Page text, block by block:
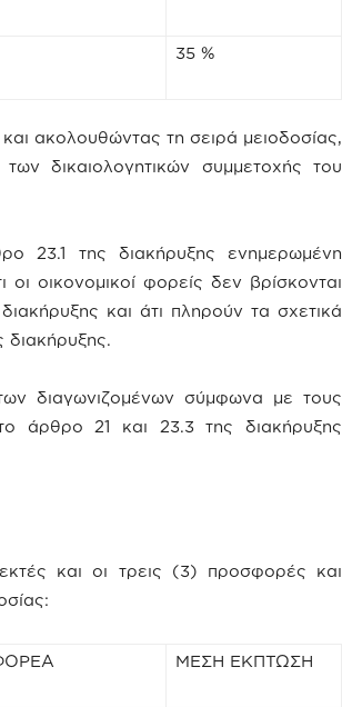
35 %
ακολουθώντας τη σειρά μειοδοσίας,
δικαιολογητικών συμμετοχής του
23.1 της διακήρυξης ενημερωμένη
οικονομικοί φορείς δεν βρίσκονται
και άτι πληρούν τα σχετικά
διαγωνιζομένων σύμφωνα με τους
άρθρο 21 και 23.3 της διακήρυξης
και οι τρεις (3) προσφορές και
ΜΕΣΗ ΕΚΠΤΩΣΗ